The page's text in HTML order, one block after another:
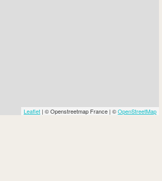
Leaflet | © Openstreetmap France | ©OpenStreetMap